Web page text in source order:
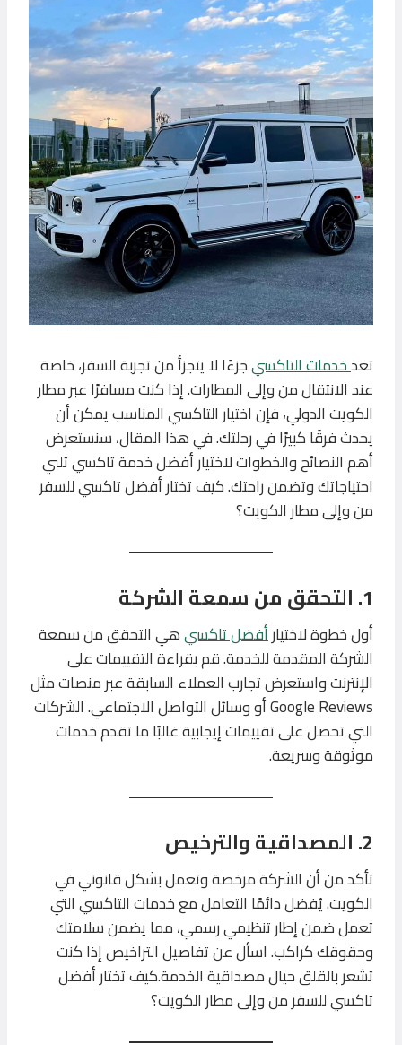
تعدخدمات التاكسيجزءًا لا يتجزأ من تجربة السفر، خاصة
عند الانتقال من وإلى المطارات. إذا كنت مسافرًا عبر مطار
الكويت الدولي، فإن اختيار التاكسي المناسب يمكن أن
يحدث فرقًا كبيرًا في رحلتك. في هذا المقال، سنستعرض
أهم النصائح والخطوات لاختيار أفضل خدمة تاكسي تلبي
احتياجاتك وتضمن راحتك. كيف تختار أفضل تاكسي للسفر
من وإلى مطار الكويت؟
1. التحقق من سمعة الشركة
أول خطوة لاختيارأفضل تاكسيهي التحقق من سمعة
الشركة المقدمة للخدمة. قم بقراءة التقييمات على
الإنترنت واستعرض تجارب العملاء السابقة عبر منصات مثل
Google Reviews أو وسائل التواصل الاجتماعي. الشركات
التي تحصل على تقييمات إيجابية غالبًا ما تقدم خدمات
موثوقة وسريعة.
2. المصداقية والترخيص
تأكد من أن الشركة مرخصة وتعمل بشكل قانوني في
الكويت. يُفضل دائمًا التعامل مع خدمات التاكسي التي
تعمل ضمن إطار تنظيمي رسمي، مما يضمن سلامتك
وحقوقك كراكب. اسأل عن تفاصيل التراخيص إذا كنت
تشعر بالقلق حيال مصداقية الخدمة.كيف تختار أفضل
تاكسي للسفر من وإلى مطار الكويت؟